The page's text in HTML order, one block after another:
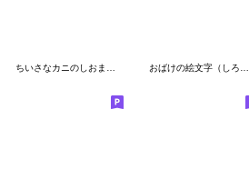
ちいさなカニのしおまねきたちの絵文字 おばけの絵文字（しろい）